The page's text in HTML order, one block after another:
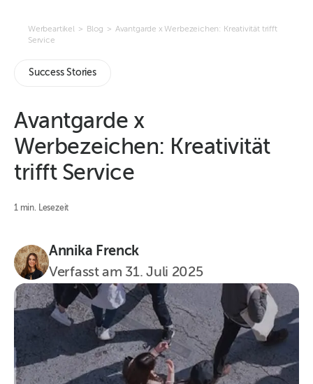
Werbeartikel > Blog > Avantgarde x Werbezeichen: Kreativität trifft
Service
Success Stories
Avantgarde x
Werbezeichen: Kreativität
trifft Service
1 min. Lesezeit
Annika Frenck
Verfasst am 31. Juli 2025